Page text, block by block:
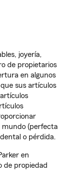
joyería,
de propietarios
en algunos
sus artículos
mundo (perfecta
o pérdida.
en
de propiedad